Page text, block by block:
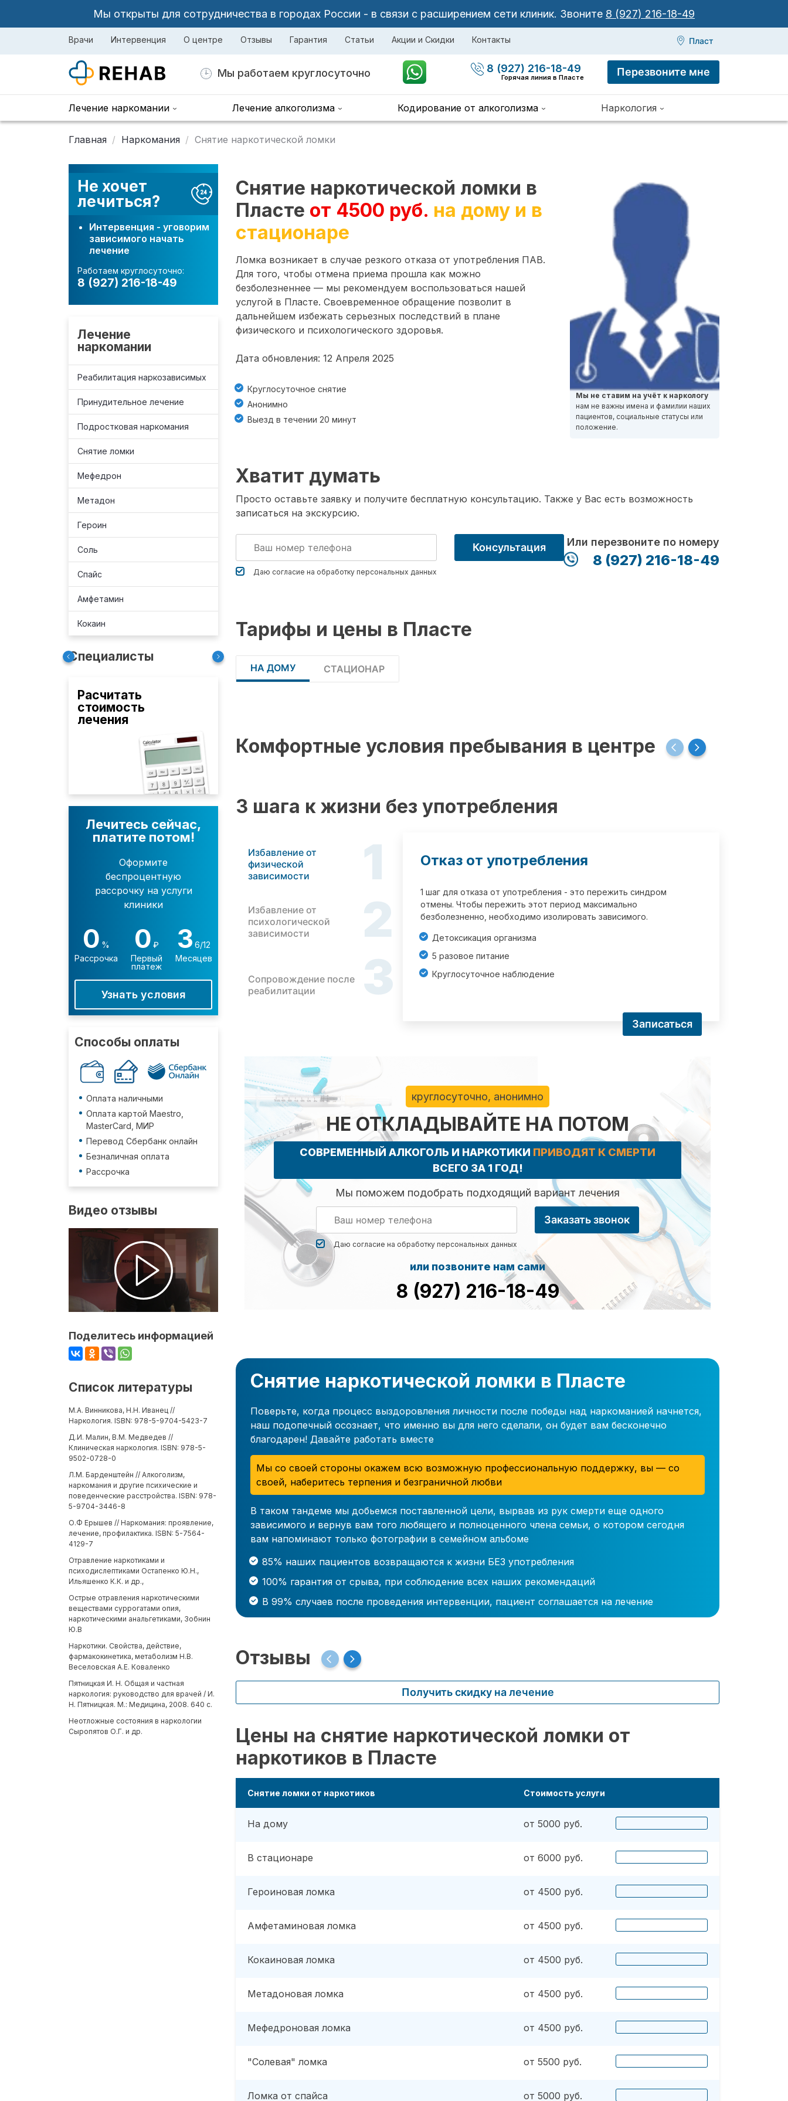
Мы открыты для сотрудничества в городах России - в связи с расширением сети клиник. Звоните 8 (927) 216-18-49
Врачи Интервенция О центре Отзывы Гарантия Статьи Акции и Скидки Контакты Пласт
Мы работаем круглосуточно 8 (927) 216-18-49
Горячая линия в Пласте Перезвоните мне
Лечение наркомании Лечение алкоголизма Кодирование от алкоголизма Наркология
Главная Наркомания Снятие наркотической ломки
Не хочет
лечиться?
Интервенция - уговорим
зависимого начать
лечение
Работаем круглосуточно:
8 (927) 216-18-49
Лечение
наркомании
Реабилитация наркозависимых
Принудительное лечение
Подростковая наркомания
Снятие ломки
Мефедрон
Метадон
Героин
Соль
Спайс
Амфетамин
Кокаин
Специалисты
Расчитать
стоимость
лечения
Лечитесь сейчас,
платите потом!
Оформите
беспроцентную
рассрочку на услуги
клиники
0 %
Рассрочка
0 ₽
Первый
платеж
3 6/12
Месяцев
Узнать условия
Способы оплаты
Оплата наличными
Оплата картой Maestro,
MasterCard, МИР
Перевод Сбербанк онлайн
Безналичная оплата
Рассрочка
Видео отзывы
Поделитесь информацией
Список литературы
М.А. Винникова, Н.Н. Иванец //
Наркология. ISBN: 978-5-9704-5423-7
Д.И. Малин, В.М. Медведев //
Клиническая наркология. ISBN: 978-5-
9502-0728-0
Л.М. Барденштейн // Алкоголизм,
наркомания и другие психические и
поведенческие расстройства. ISBN: 978-
5-9704-3446-8
О.Ф Ерышев // Наркомания: проявление,
лечение, профилактика. ISBN: 5-7564-
4129-7
Отравление наркотиками и
психодислептиками Остапенко Ю.Н.,
Ильяшенко К.К. и др.,
Острые отравления наркотическими
веществами суррогатами опия,
наркотическими анальгетиками, Зобнин
Ю.В
Наркотики. Свойства, действие,
фармакокинетика, метаболизм Н.В.
Веселовская А.Е. Коваленко
Пятницкая И. Н. Общая и частная
наркология: руководство для врачей / И.
Н. Пятницкая. М.: Медицина, 2008. 640 с.
Неотложные состояния в наркологии
Сыропятов О.Г. и др.
Снятие наркотической ломки в
Пласте от 4500 руб. на дому и в
стационаре
Ломка возникает в случае резкого отказа от употребления ПАВ.
Для того, чтобы отмена приема прошла как можно
безболезненнее — мы рекомендуем воспользоваться нашей
услугой в Пласте. Своевременное обращение позволит в
дальнейшем избежать серьезных последствий в плане
физического и психологического здоровья.
Дата обновления: 12 Апреля 2025
Круглосуточное снятие
Анонимно
Выезд в течении 20 минут
Мы не ставим на учёт к наркологу
нам не важны имена и фамилии наших
пациентов, социальные статусы или
положение.
Хватит думать
Просто оставьте заявку и получите бесплатную консультацию. Также у Вас есть возможность
записаться на экскурсию.
Даю согласие на обработку персональных данных
Консультация Или перезвоните по номеру
8 (927) 216-18-49
Тарифы и цены в Пласте
НА ДОМУ СТАЦИОНАР
Комфортные условия пребывания в центре
3 шага к жизни без употребления
Избавление от
физической
зависимости
1
Избавление от
психологической
зависимости
2
Сопровождение после
реабилитации
3
Отказ от употребления
1 шаг для отказа от употребления - это пережить синдром
отмены. Чтобы пережить этот период максимально
безболезненно, необходимо изолировать зависимого.
Детоксикация организма
5 разовое питание
Круглосуточное наблюдение
Записаться
круглосуточно, анонимно
НЕ ОТКЛАДЫВАЙТЕ НА ПОТОМ
СОВРЕМЕННЫЙ АЛКОГОЛЬ И НАРКОТИКИ ПРИВОДЯТ К СМЕРТИ
ВСЕГО ЗА 1 ГОД!
Мы поможем подобрать подходящий вариант лечения
Даю согласие на обработку персональных данных
Заказать звонок
или позвоните нам сами
8 (927) 216-18-49
Снятие наркотической ломки в Пласте
Поверьте, когда процесс выздоровления личности после победы над наркоманией начнется,
наш подопечный осознает, что именно вы для него сделали, он будет вам бесконечно
благодарен! Давайте работать вместе
Мы со своей стороны окажем всю возможную профессиональную поддержку, вы — со
своей, наберитесь терпения и безграничной любви
В таком тандеме мы добьемся поставленной цели, вырвав из рук смерти еще одного
зависимого и вернув вам того любящего и полноценного члена семьи, о котором сегодня
вам напоминают только фотографии в семейном альбоме
85% наших пациентов возвращаются к жизни БЕЗ употребления
100% гарантия от срыва, при соблюдение всех наших рекомендаций
В 99% случаев после проведения интервенции, пациент соглашается на лечение
Отзывы
Получить скидку на лечение
Цены на снятие наркотической ломки от
наркотиков в Пласте
Снятие ломки от наркотиков Стоимость услуги
На дому от 5000 руб.
В стационаре от 6000 руб.
Героиновая ломка от 4500 руб.
Амфетаминовая ломка от 4500 руб.
Кокаиновая ломка от 4500 руб.
Метадоновая ломка от 4500 руб.
Мефедроновая ломка от 4500 руб.
"Солевая" ломка от 5500 руб.
Ломка от спайса от 5000 руб.